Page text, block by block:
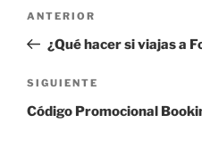
entradas
Entrada
anterior:
ANTERIOR
¿Qué hacer si viajas a
Siguiente
entrada
SIGUIENTE
Código Promocional